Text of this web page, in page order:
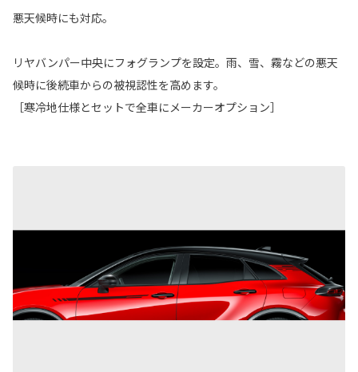
悪天候時にも対応。
リヤバンパー中央にフォグランプを設定。雨、雪、霧などの悪天
候時に後続車からの被視認性を高めます。
［寒冷地仕様とセットで全車にメーカーオプション］